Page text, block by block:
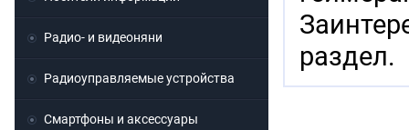
раздел.
Радио- и видеоняни
Радиоуправляемые устройства
Смартфоны и аксессуары